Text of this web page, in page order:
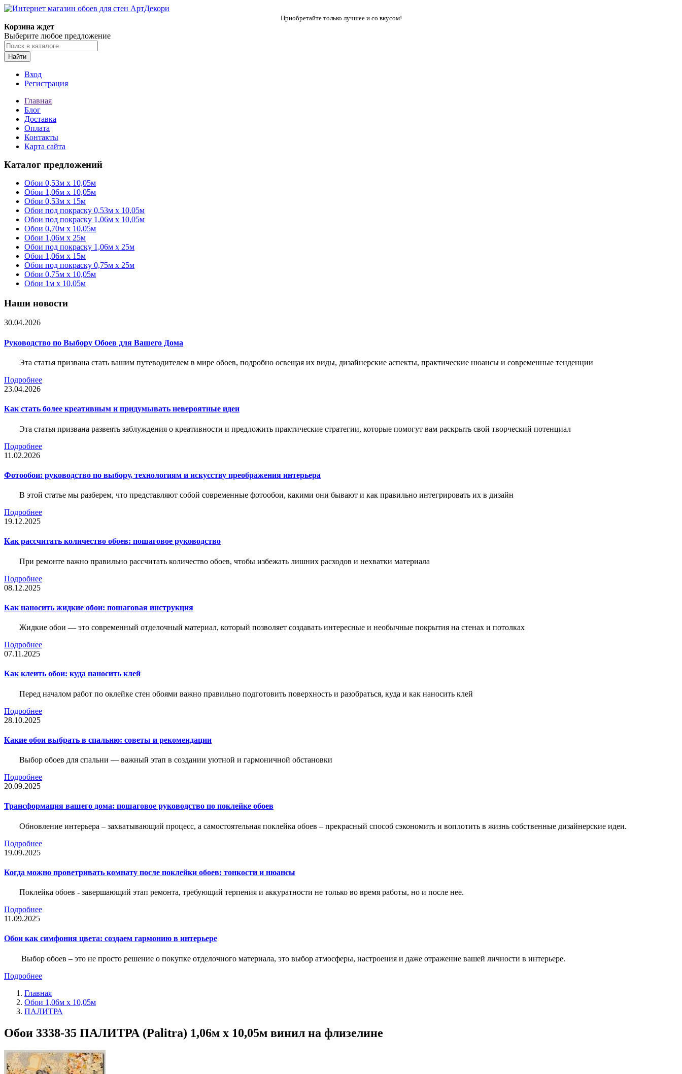
Приобретайте только лучшее и со вкусом!
Корзина ждет
Выберите любое предложение
Найти
Вход
Регистрация
Главная
Блог
Доставка
Оплата
Контакты
Карта сайта
Каталог предложений
Обои 0,53м x 10,05м
Обои 1,06м х 10,05м
Обои 0,53м x 15м
Обои под покраску 0,53м x 10,05м
Обои под покраску 1,06м х 10,05м
Обои 0,70м x 10,05м
Обои 1,06м x 25м
Обои под покраску 1,06м x 25м
Обои 1,06м x 15м
Обои под покраску 0,75м x 25м
Обои 0,75м x 10,05м
Обои 1м х 10,05м
Наши новости
30.04.2026
Руководство по Выбору Обоев для Вашего Дома
Эта статья призвана стать вашим путеводителем в мире обоев, подробно освещая их виды, дизайнерские аспекты, практические нюансы и современные тенденции
Подробнее
23.04.2026
Как стать более креативным и придумывать невероятные идеи
Эта статья призвана развеять заблуждения о креативности и предложить практические стратегии, которые помогут вам раскрыть свой творческий потенциал
Подробнее
11.02.2026
Фотообои: руководство по выбору, технологиям и искусству преображения интерьера
В этой статье мы разберем, что представляют собой современные фотообои, какими они бывают и как правильно интегрировать их в дизайн
Подробнее
19.12.2025
Как рассчитать количество обоев: пошаговое руководство
При ремонте важно правильно рассчитать количество обоев, чтобы избежать лишних расходов и нехватки материала
Подробнее
08.12.2025
Как наносить жидкие обои: пошаговая инструкция
Жидкие обои — это современный отделочный материал, который позволяет создавать интересные и необычные покрытия на стенах и потолках
Подробнее
07.11.2025
Как клеить обои: куда наносить клей
Перед началом работ по оклейке стен обоями важно правильно подготовить поверхность и разобраться, куда и как наносить клей
Подробнее
28.10.2025
Какие обои выбрать в спальню: советы и рекомендации
Выбор обоев для спальни — важный этап в создании уютной и гармоничной обстановки
Подробнее
20.09.2025
Трансформация вашего дома: пошаговое руководство по поклейке обоев
Обновление интерьера – захватывающий процесс, а самостоятельная поклейка обоев – прекрасный способ сэкономить и воплотить в жизнь собственные дизайнерские идеи.
Подробнее
19.09.2025
Когда можно проветривать комнату после поклейки обоев: тонкости и нюансы
Поклейка обоев - завершающий этап ремонта, требующий терпения и аккуратности не только во время работы, но и после нее.
Подробнее
11.09.2025
Обои как симфония цвета: создаем гармонию в интерьере
Выбор обоев – это не просто решение о покупке отделочного материала, это выбор атмосферы, настроения и даже отражение вашей личности в интерьере.
Подробнее
Главная
Обои 1,06м х 10,05м
ПАЛИТРА
Обои 3338-35 ПАЛИТРА (Palitra) 1,06м х 10,05м винил на флизелине